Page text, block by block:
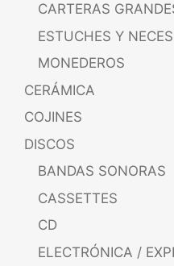
CARTERAS
ESTUCHES Y
MONEDEROS
CERÁMICA
COJINES
DISCOS
BANDAS SONORAS
CASSETTES
CD
ELECTRÓNICA /